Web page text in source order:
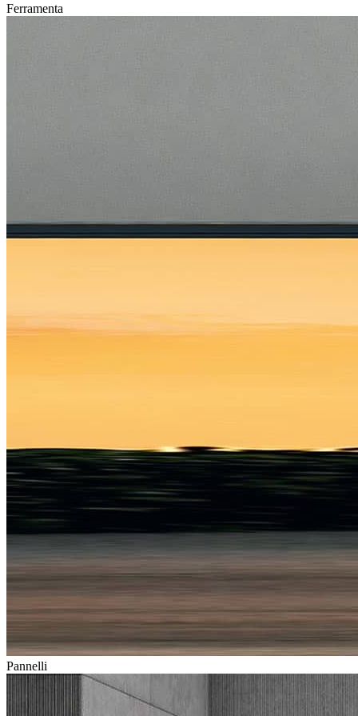
Ferramenta
Pannelli